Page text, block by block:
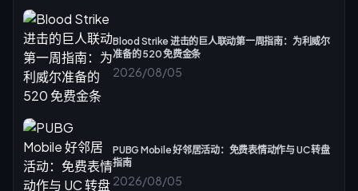
Blood Strike 进击的巨人联动第一周指南：为利威尔
准备的 520 免费金条
2026/08/05
PUBG Mobile 好邻居活动：免费表情动作与 UC 转盘
指南
2026/08/05